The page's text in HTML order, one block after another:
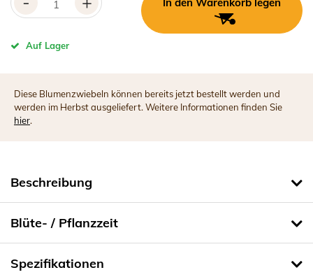
Auf Lager
Diese Blumenzwiebeln können bereits jetzt bestellt werden und
werden im Herbst ausgeliefert. Weitere Informationen finden Sie
hier.
Beschreibung
Blüte- / Pflanzzeit
Spezifikationen